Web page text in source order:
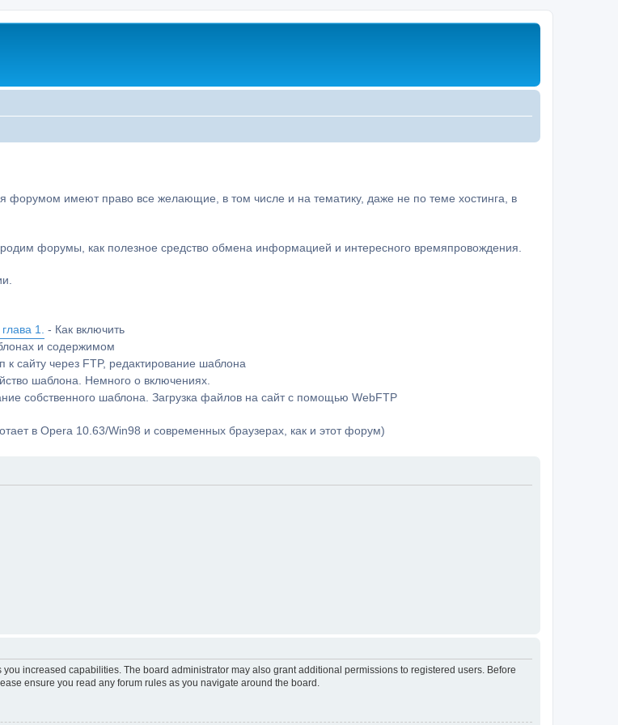
форумом имеют право все желающие, в том числе и на тематику, даже не по теме хостинга, в
форумы, как полезное средство обмена информацией и интересного времяпровождения.
1.
- Как включить
и содержимом
к сайту через FTP, редактирование шаблона
шаблона. Немного о включениях.
собственного шаблона. Загрузка файлов на сайт с помощью WebFTP
в Opera 10.63/Win98 и современных браузерах, как и этот форум)
increased capabilities. The board administrator may also grant additional permissions to registered users. Before
ensure you read any forum rules as you navigate around the board.